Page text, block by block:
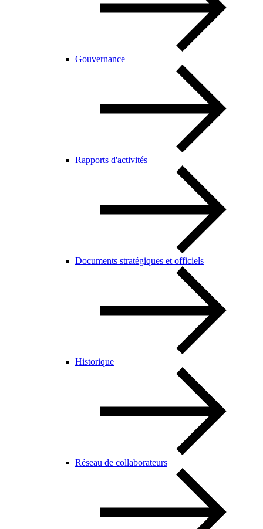
Gouvernance
Rapports d'activités
Documents stratégiques et officiels
Historique
Réseau de collaborateurs